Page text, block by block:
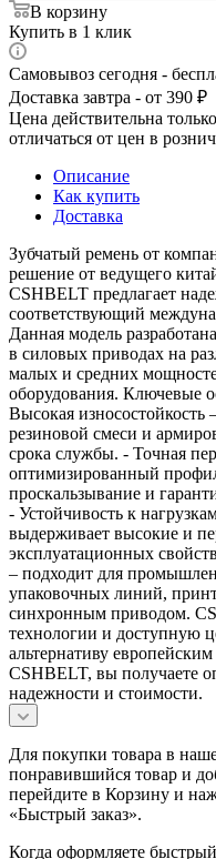
В корзину
Купить в 1 клик
Самовывоз сегодня -
Доставка завтра - от 390 ₽
Цена действительна
отличаться от цен в
Описание
Как купить
Доставка
Зубчатый ремень от
решение от ведущего
CSHBELT предлагает
соответствующий
Данная модель
в силовых приводах на
малых и средних
оборудования. Ключевые
Высокая износостойкость
резиновой смеси и
срока службы. - Точная
оптимизированный
проскальзывание и
- Устойчивость к
выдерживает высокие и
эксплуатационных
– подходит для
упаковочных линий,
синхронным приводом.
технологии и доступную
альтернативу
CSHBELT, вы получаете
надежности и стоимости.
Для покупки товара в
понравившийся товар и
перейдите в Корзину и
«Быстрый заказ».
Когда оформляете